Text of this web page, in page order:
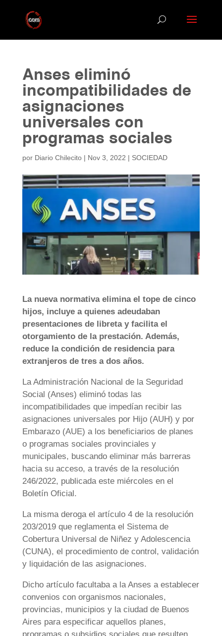
Anses eliminó
incompatibilidades de
asignaciones
universales con
programas sociales
por Diario Chilecito| Nov 3, 2022 | SOCIEDAD
La nueva normativa elimina el tope de cinco
hijos, incluye a quienes adeudaban
presentaciones de libreta y facilita el
otorgamiento de la prestación. Además,
reduce la condición de residencia para
extranjeros de tres a dos años.
La Administración Nacional de la Seguridad
Social (Anses) eliminó todas las
incompatibilidades que impedían recibir las
asignaciones universales por Hijo (AUH) y por
Embarazo (AUE) a los beneficiarios de planes
o programas sociales provinciales y
municipales, buscando eliminar más barreras
hacia su acceso, a través de la resolución
246/2022, publicada este miércoles en el
Boletín Oficial.
La misma deroga el artículo 4 de la resolución
203/2019 que reglamenta el Sistema de
Cobertura Universal de Niñez y Adolescencia
(CUNA), el procedimiento de control, validación
y liquidación de las asignaciones.
Dicho artículo facultaba a la Anses a establecer
convenios con organismos nacionales,
provincias, municipios y la ciudad de Buenos
Aires para especificar aquellos planes,
programas o subsidios sociales que resulten